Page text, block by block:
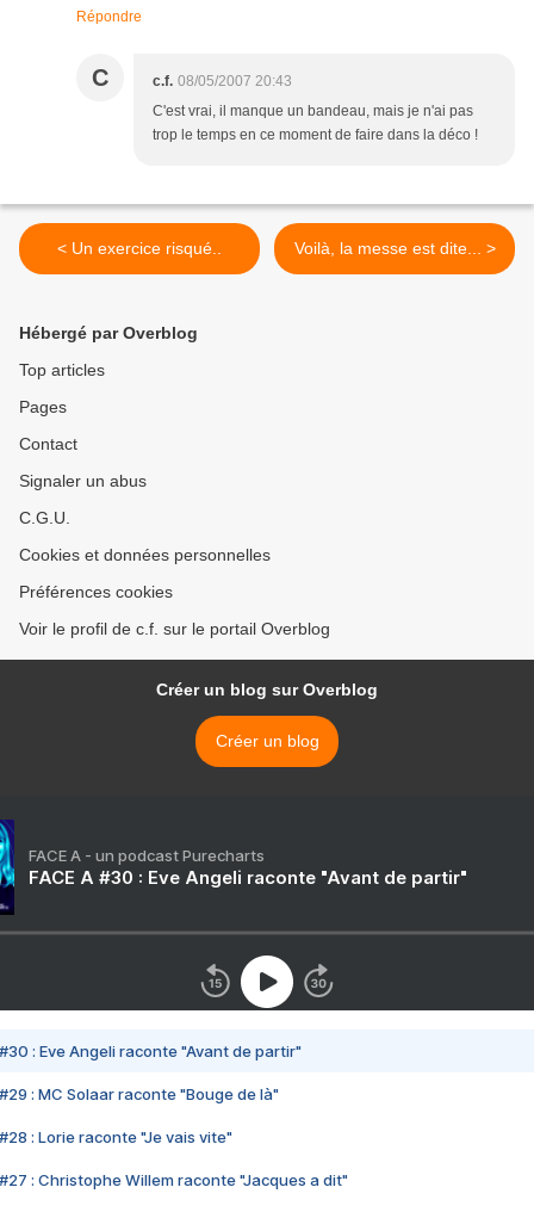
Répondre
C c.f. 08/05/2007 20:43
C'est vrai, il manque un bandeau, mais je n'ai pas
trop le temps en ce moment de faire dans la déco !
< Un exercice risqué.. Voilà, la messe est dite... >
Hébergé par Overblog
Top articles
Pages
Contact
Signaler un abus
C.G.U.
Cookies et données personnelles
Préférences cookies
Voir le profil de c.f. sur le portail Overblog
Créer un blog sur Overblog
Créer un blog
FACE A - un podcast Purecharts
FACE A #30 : Eve Angeli raconte "Avant de partir"
#30 : Eve Angeli raconte "Avant de partir"
#29 : MC Solaar raconte "Bouge de là"
#28 : Lorie raconte "Je vais vite"
#27 : Christophe Willem raconte "Jacques a dit"